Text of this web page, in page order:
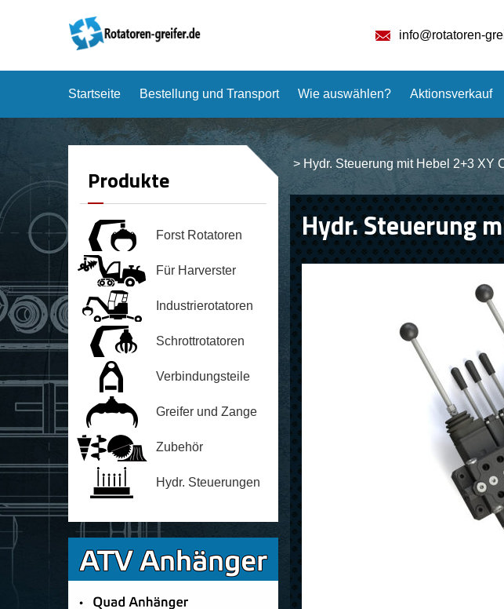
info@rotatoren-
Startseite Bestellung und Transport Wie auswählen? Aktionsverkauf
Produkte
Forst Rotatoren
Für Harverster
Industrierotatoren
Schrottrotatoren
Verbindungsteile
Greifer und Zange
Zubehör
Hydr. Steuerungen
> Hydr. Steuerung mit Hebel 2+3 XY
Hydr. Steuerung